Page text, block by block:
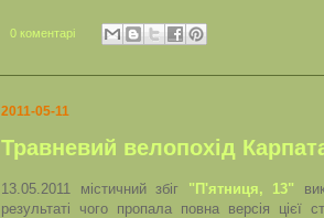
0 коментарі
2011-05-11
Травневий велопохід
13.05.2011 містичний збіг "П'ятниця, 13"
результаті чого пропала повна версія цієї